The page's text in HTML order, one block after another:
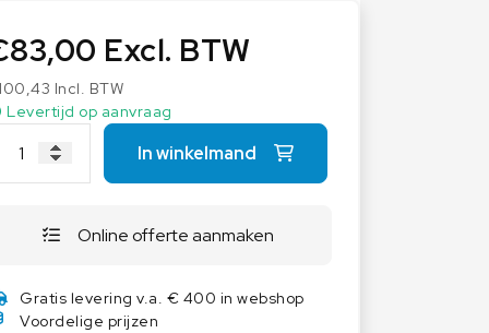
OIML Klasse F2
OIML Klasse M1
OIML Klasse M2
OIML Klasse M3
Dierenweegschalen
Industrie 4.0
83,00 Excl. BTW
Incl. BTW
Levertijd op aanvraag
In winkelmand
Online offerte aanmaken
Gratis levering v.a. € 400 in webshop
Voordelige prijzen